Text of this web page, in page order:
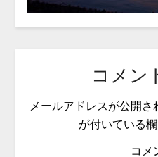
コメン
メールアドレスが公開さ
が付いている
コメ